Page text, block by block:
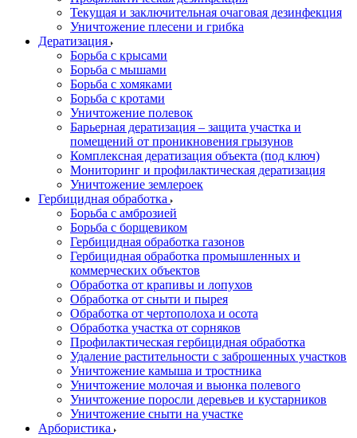
Текущая и заключительная очаговая дезинфекция
Уничтожение плесени и грибка
Дератизация
Борьба с крысами
Борьба с мышами
Борьба с хомяками
Борьба с кротами
Уничтожение полевок
Барьерная дератизация – защита участка и
помещений от проникновения грызунов
Комплексная дератизация объекта (под ключ)
Мониторинг и профилактическая дератизация
Уничтожение землероек
Гербицидная обработка
Борьба с амброзией
Борьба с борщевиком
Гербицидная обработка газонов
Гербицидная обработка промышленных и
коммерческих объектов
Обработка от крапивы и лопухов
Обработка от сныти и пырея
Обработка от чертополоха и осота
Обработка участка от сорняков
Профилактическая гербицидная обработка
Удаление растительности с заброшенных участков
Уничтожение камыша и тростника
Уничтожение молочая и вьюнка полевого
Уничтожение поросли деревьев и кустарников
Уничтожение сныти на участке
Арбористика